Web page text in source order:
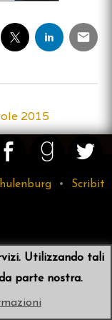
2015
Utilizzando tali
parte nostra.
• Scribit